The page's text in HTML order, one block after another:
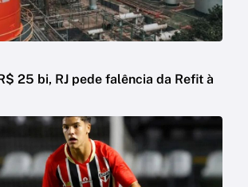
25 bi, RJ pede falência da Refit à